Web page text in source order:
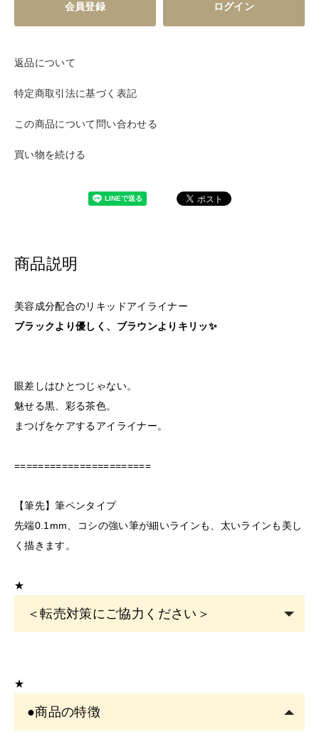
会員登録 ログイン
返品について
特定商取引法に基づく表記
この商品について問い合わせる
買い物を続ける
商品説明
美容成分配合のリキッドアイライナー
ブラックより優しく、ブラウンよりキリッ✨
眼差しはひとつじゃない。
魅せる黒、彩る茶色。
まつげをケアするアイライナー。
=======================
【筆先】筆ペンタイプ
先端0.1mm、コシの強い筆が細いラインも、太いラインも美し
く描きます。
★
＜転売対策にご協力ください＞
クの運営者または従事者のみ購入可能です。
アカウント登録は
★
●商品の特徴